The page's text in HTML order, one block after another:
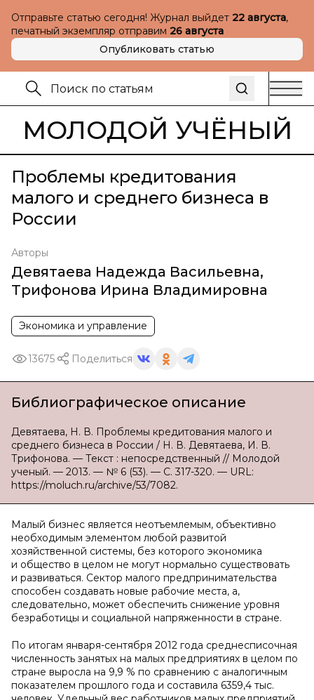
Отправьте статью сегодня! Журнал выйдет 22 августа,
печатный экземпляр отправим 26 августа
Опубликовать статью
МОЛОДОЙ УЧЁНЫЙ
Проблемы кредитования
малого и среднего бизнеса в
России
Авторы
Девятаева Надежда Васильевна,
Трифонова Ирина Владимировна
Экономика и управление
13675 Поделиться
Библиографическое описание
Девятаева, Н. В. Проблемы кредитования малого и
среднего бизнеса в России / Н. В. Девятаева, И. В.
Трифонова. — Текст : непосредственный // Молодой
ученый. — 2013. — № 6 (53). — С. 317-320. — URL:
https://moluch.ru/archive/53/7082.
Малый бизнес является неотъемлемым, объективно
необходимым элементом любой развитой
хозяйственной системы, без которого экономика
и общество в целом не могут нормально существовать
и развиваться. Сектор малого предпринимательства
способен создавать новые рабочие места, а,
следовательно, может обеспечить снижение уровня
безработицы и социальной напряженности в стране.
По итогам января-сентября 2012 года среднесписочная
численность занятых на малых предприятиях в целом по
стране выросла на 9,9 % по сравнению с аналогичным
показателем прошлого года и составила 6359,4 тыс.